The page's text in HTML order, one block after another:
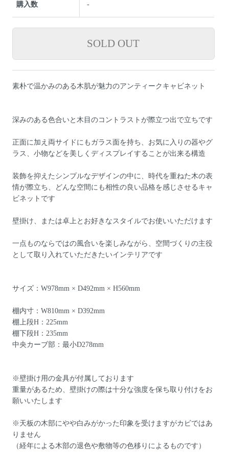
購入数 -
素朴で温かみのある木肌が魅力のアンティークキャビネット
深みのある色合いと木目のコントラストが際立つ出で立ちです
正面に加え両サイドにもガラス面を持ち、お気に入りの器やグ
ラス、小物などを美しくディスプレイすることが出来る構造
装飾を抑えたシンプルなデザインの中に、時代を重ねた木の表
情が際立ち、どんな空間にも相性の良い品格を感じさせるキャ
ビネットです
壁掛け、または卓上とお好きなスタイルでお使いいただけます
一点ものならではの風合いを楽しみながら、空間づくりの主役
として取り入れていただきたいインテリアです
サイズ：W978mm × D492mm × H560mm
棚内寸：W810mm × D392mm
棚上段H：225mm
棚下段H：235mm
中央カーブ部：最小D278mm
※壁掛け用の金具が付属しております
重量があるため、壁掛けの際は十分な強度を保ち取り付けをお
願いいたします
※天板の木部にやや白みがかった印象を受けますがカビではあ
りません
（経年による木部の退色や敷物等の色移りによるものです）